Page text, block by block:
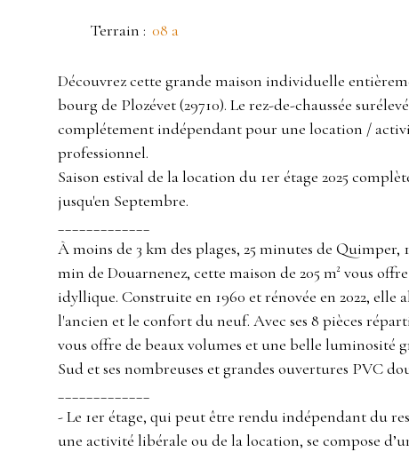
Terrain : 08 a
Découvrez cette grande maison individuelle
bourg de Plozévet (29710). Le rez-de-chaussée
complétement indépendant pour une location /
professionnel.
Saison estival de la location du 1er étage 2025
jusqu'en Septembre.
À moins de 3 km des plages, 25 minutes de Quimper,
min de Douarnenez, cette maison de 205 m² vous
idyllique. Construite en 1960 et rénovée en 2022, elle
l'ancien et le confort du neuf. Avec ses 8 pièces
vous offre de beaux volumes et une belle luminosité
Sud et ses nombreuses et grandes ouvertures PVC
- Le 1er étage, qui peut être rendu indépendant du
une activité libérale ou de la location, se compose